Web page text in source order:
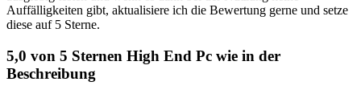
Auffälligkeiten gibt, aktualisiere ich die Bewertung gerne und setze
diese auf 5 Sterne.
5,0 von 5 Sternen High End Pc wie in der
Beschreibung